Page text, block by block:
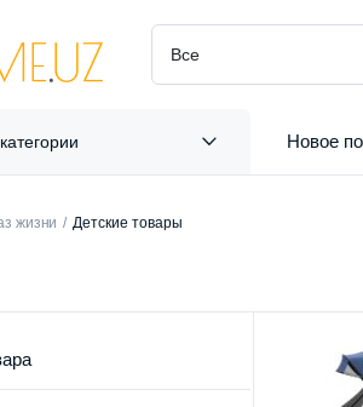
Новое
жизни Детские товары